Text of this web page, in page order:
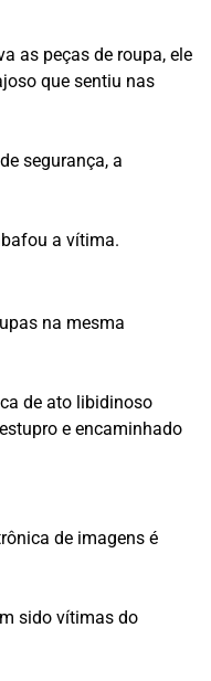
as peças de roupa, ele
que sentiu nas
segurança, a
a vítima.
na mesma
de ato libidinoso
e encaminhado
de imagens é
sido vítimas do